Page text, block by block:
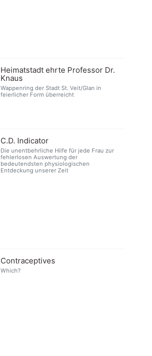
Heimatstadt ehrte Professor Dr.
Knaus
Wappenring der Stadt St. Veit/Glan in
feierlicher Form überreicht
C.D. Indicator
Die unentbehrliche Hilfe für jede Frau zur
fehlerlosen Auswertung der
bedeutendsten physiologischen
Entdeckung unserer Zeit
Contraceptives
Which?